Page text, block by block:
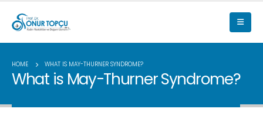
HOME WHAT IS MAY-THURNER SYNDROME?
What is May-Thurner Syndrome?